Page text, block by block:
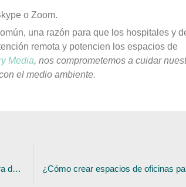
o Zoom.
una razón para que los hospitales y
remota y potencien los espacios de
Media, nos comprometemos a cuidar
el medio ambiente.
Proyectos de mobiliario para salas de espera de hospital